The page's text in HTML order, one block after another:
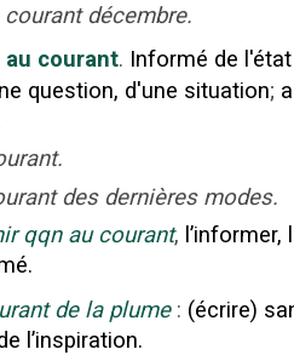
décembre.
au courant. Informé de l'état
question, d'une situation;
des dernières modes.
qqn au courant, l’informer,
de la plume : (écrire)
l’inspiration.